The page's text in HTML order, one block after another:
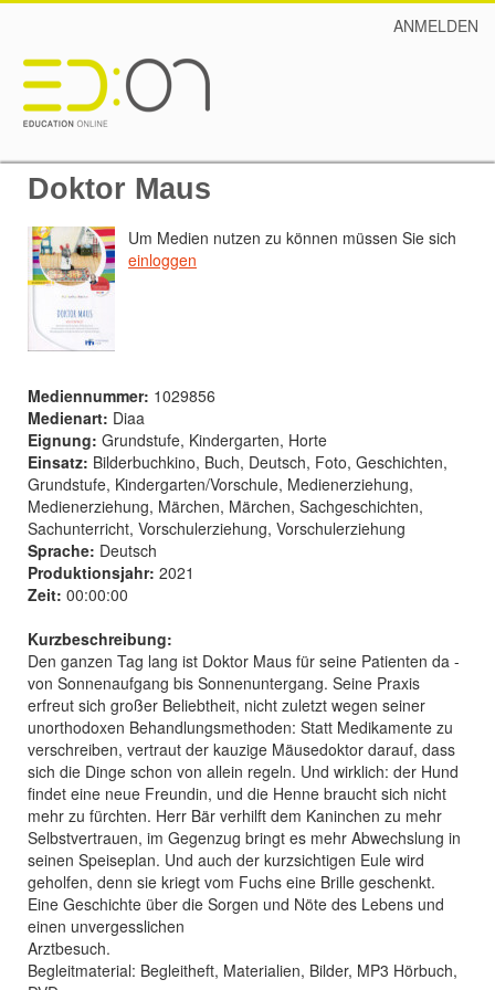
ANMELDEN
Doktor Maus
Um Medien nutzen zu können müssen Sie sich
einloggen
Mediennummer: 1029856
Medienart: Diaa
Eignung: Grundstufe, Kindergarten, Horte
Einsatz: Bilderbuchkino, Buch, Deutsch, Foto, Geschichten,
Grundstufe, Kindergarten/Vorschule, Medienerziehung,
Medienerziehung, Märchen, Märchen, Sachgeschichten,
Sachunterricht, Vorschulerziehung, Vorschulerziehung
Sprache: Deutsch
Produktionsjahr: 2021
Zeit: 00:00:00
Kurzbeschreibung:
Den ganzen Tag lang ist Doktor Maus für seine Patienten da -
von Sonnenaufgang bis Sonnenuntergang. Seine Praxis
erfreut sich großer Beliebtheit, nicht zuletzt wegen seiner
unorthodoxen Behandlungsmethoden: Statt Medikamente zu
verschreiben, vertraut der kauzige Mäusedoktor darauf, dass
sich die Dinge schon von allein regeln. Und wirklich: der Hund
findet eine neue Freundin, und die Henne braucht sich nicht
mehr zu fürchten. Herr Bär verhilft dem Kaninchen zu mehr
Selbstvertrauen, im Gegenzug bringt es mehr Abwechslung in
seinen Speiseplan. Und auch der kurzsichtigen Eule wird
geholfen, denn sie kriegt vom Fuchs eine Brille geschenkt.
Eine Geschichte über die Sorgen und Nöte des Lebens und
einen unvergesslichen
Arztbesuch.
Begleitmaterial: Begleitheft, Materialien, Bilder, MP3 Hörbuch,